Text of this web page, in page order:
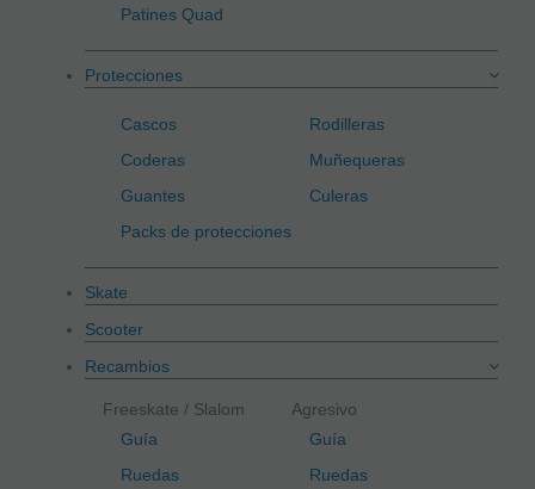
Patines Quad
Protecciones
Cascos
Rodilleras
Coderas
Muñequeras
Guantes
Culeras
Packs de protecciones
Skate
Scooter
Recambios
Freeskate / Slalom
Guía
Ruedas
Agresivo
Guía
Ruedas